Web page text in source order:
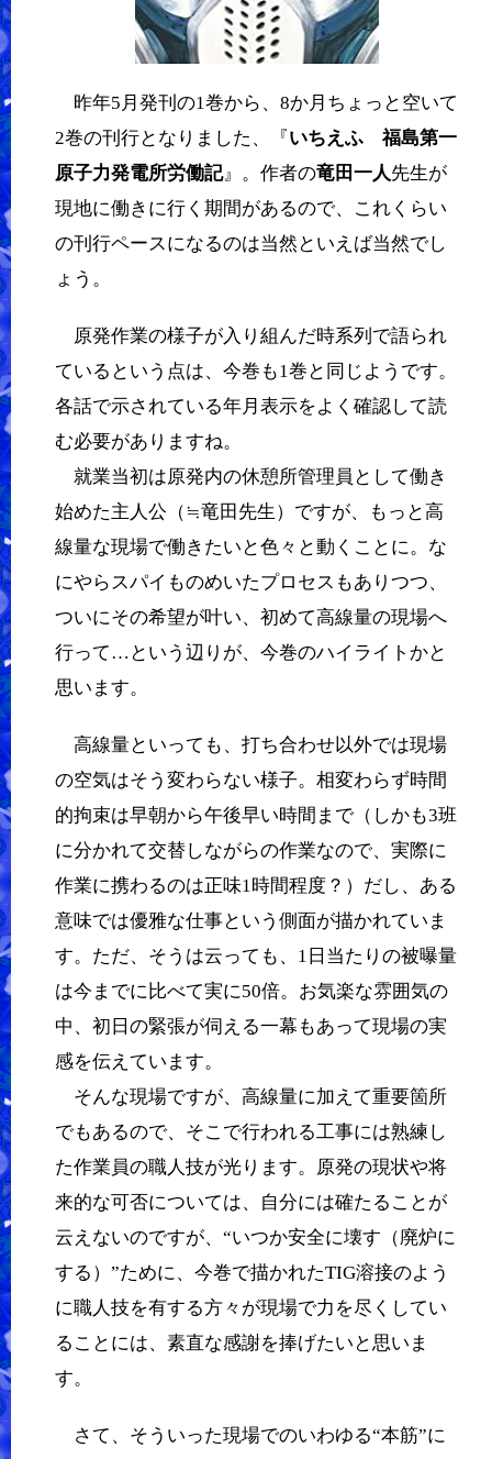
昨年5月発刊の1巻から、8か月ちょっと空いて
2巻の刊行となりました、『いちえふ
福島第一
原子力発電所労働記』。作者の竜田一人先生が
現地に働きに行く期間があるので、これくらい
の刊行ペースになるのは当然といえば当然でし
ょう。
原発作業の様子が入り組んだ時系列で語られ
ているという点は、今巻も1巻と同じようです。
各話で示されている年月表示をよく確認して読
む必要がありますね。
就業当初は原発内の休憩所管理員として働き
始めた主人公（≒竜田先生）ですが、もっと高
線量な現場で働きたいと色々と動くことに。な
にやらスパイものめいたプロセスもありつつ、
ついにその希望が叶い、初めて高線量の現場へ
行って…という辺りが、今巻のハイライトかと
思います。
高線量といっても、打ち合わせ以外では現場
の空気はそう変わらない様子。相変わらず時間
的拘束は早朝から午後早い時間まで（しかも3班
に分かれて交替しながらの作業なので、実際に
作業に携わるのは正味1時間程度？）だし、ある
意味では優雅な仕事という側面が描かれていま
す。ただ、そうは云っても、1日当たりの被曝量
は今までに比べて実に50倍。お気楽な雰囲気の
中、初日の緊張が伺える一幕もあって現場の実
感を伝えています。
そんな現場ですが、高線量に加えて重要箇所
でもあるので、そこで行われる工事には熟練し
た作業員の職人技が光ります。原発の現状や将
来的な可否については、自分には確たることが
云えないのですが、“いつか安全に壊す（廃炉に
する）”ために、今巻で描かれたTIG溶接のよう
に職人技を有する方々が現場で力を尽くしてい
ることには、素直な感謝を捧げたいと思いま
す。
さて、そういった現場でのいわゆる“本筋”に